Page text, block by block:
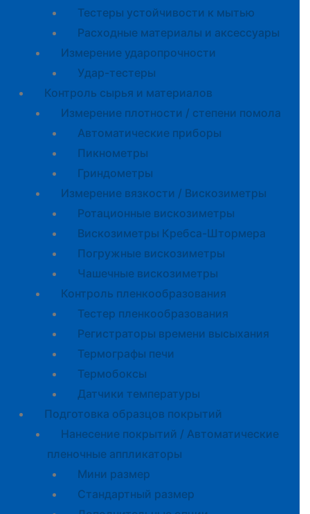
Тестеры устойчивости к мытью
Расходные материалы и аксессуары
Измерение ударопрочности
Удар-тестеры
Контроль сырья и материалов
Измерение плотности / степени помола
Автоматические приборы
Пикнометры
Гриндометры
Измерение вязкости / Вискозиметры
Ротационные вискозиметры
Вискозиметры Кребса-Штормера
Погружные вискозиметры
Чашечные вискозиметры
Контроль пленкообразования
Тестер пленкообразования
Регистраторы времени высыхания
Термографы печи
Термобоксы
Датчики температуры
Подготовка образцов покрытий
Нанесение покрытий / Автоматические
пленочные аппликаторы
Мини размер
Стандартный размер